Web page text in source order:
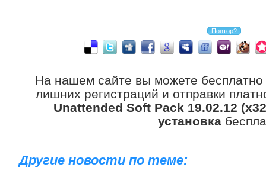
На нашем сайте вы можете бесплатно
лишних регистраций и отправки
Unattended Soft Pack 19.02.12
установка
Другие новости по теме: